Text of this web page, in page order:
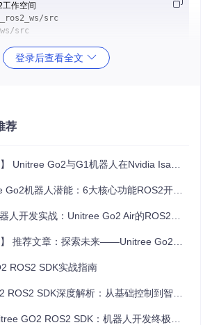
工作空间
src
image-tools \
-vision-msgs \
setup.bash
，建议将工作空间设置添加到.bashrc 文
打开终端都需要重新source：
登录后查看全文
荐
Go2与G1机器人在Nvidia Isaac Sim中的集成安装与配置指南
机器人潜能：6大核心功能ROS2开发指南
发实战：Unitree Go2 Air的ROS2开发完全指南 🚀
文章：探索未来——Unitree Go2机器人与ROS2的完美融合
ROS2 SDK实战指南
SDK深度解析：从基础控制到智能应用的完整开发指南
GO2 ROS2 SDK：机器人开发终极指南